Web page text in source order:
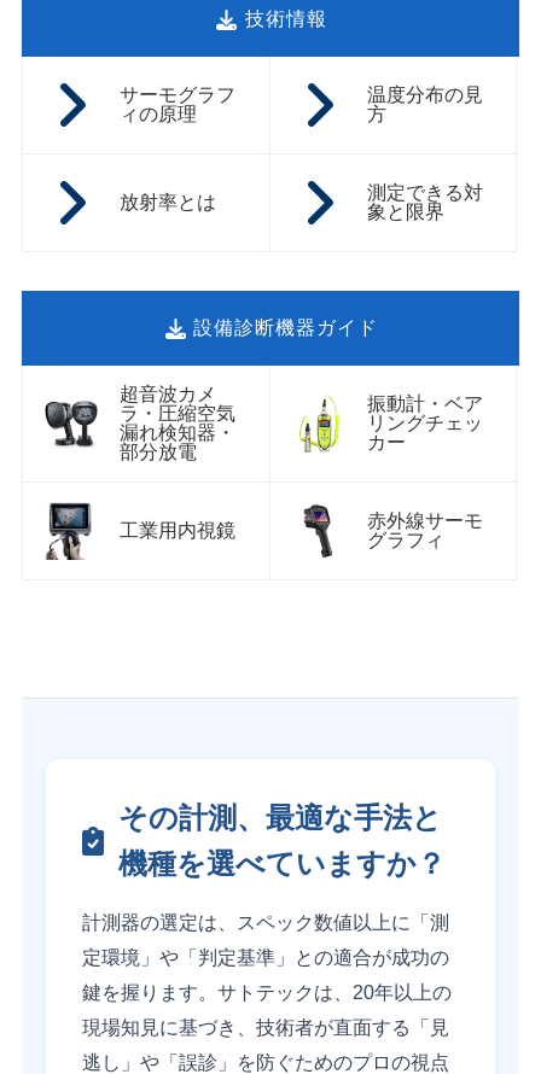
技術情報
サーモグラフ
ィの原理
温度分布の見
方
放射率とは
測定できる対
象と限界
設備診断機器ガイド
超音波カメ
ラ・圧縮空気
漏れ検知器・
部分放電
振動計・ベア
リングチェッ
カー
工業用内視鏡
赤外線サーモ
グラフィ
その計測、最適な手法と
機種を選べていますか？
計測器の選定は、スペック数値以上に「測
定環境」や「判定基準」との適合が成功の
鍵を握ります。サトテックは、20年以上の
現場知見に基づき、技術者が直面する「見
逃し」や「誤診」を防ぐためのプロの視点